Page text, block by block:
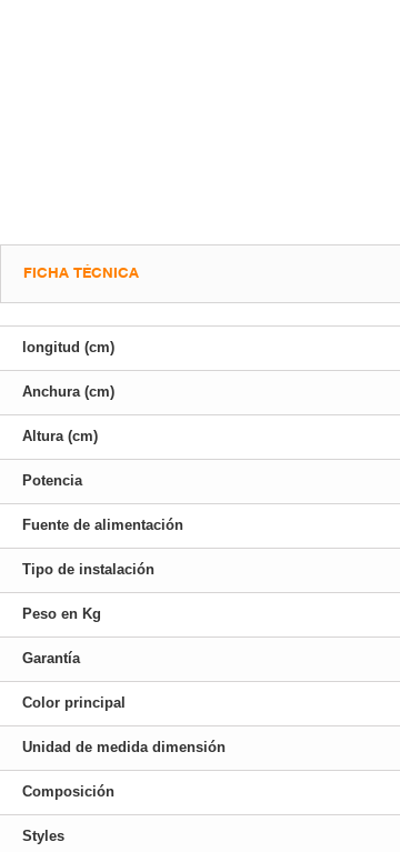
FICHA TÉCNICA
longitud (cm)
Anchura (cm)
Altura (cm)
Potencia
Fuente de alimentación
Tipo de instalación
Peso en Kg
Garantía
Color principal
Unidad de medida dimensión
Composición
Styles